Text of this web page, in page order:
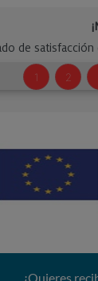
¿Quieres